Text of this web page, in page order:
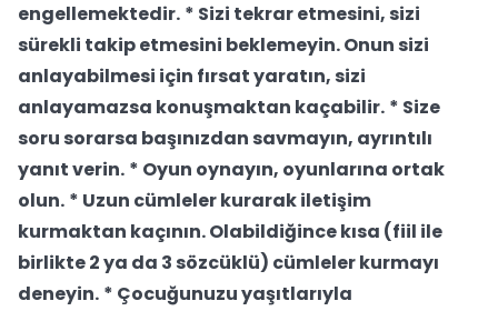
engellemektedir. * Sizi tekrar etmesini, sizi
sürekli takip etmesini beklemeyin. Onun sizi
anlayabilmesi için fırsat yaratın, sizi
anlayamazsa konuşmaktan kaçabilir. * Size
soru sorarsa başınızdan savmayın, ayrıntılı
yanıt verin. * Oyun oynayın, oyunlarına ortak
olun. * Uzun cümleler kurarak iletişim
kurmaktan kaçının. Olabildiğince kısa (fiil ile
birlikte 2 ya da 3 sözcüklü) cümleler kurmayı
deneyin. * Çocuğunuzu yaşıtlarıyla